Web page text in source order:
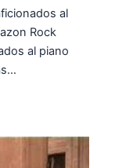
al
Rock
al piano